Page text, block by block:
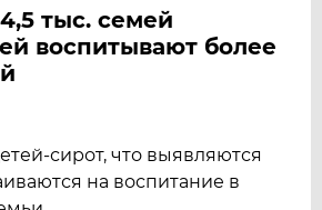
тыс. семей
воспитывают более
сирот, что выявляются
на воспитание в